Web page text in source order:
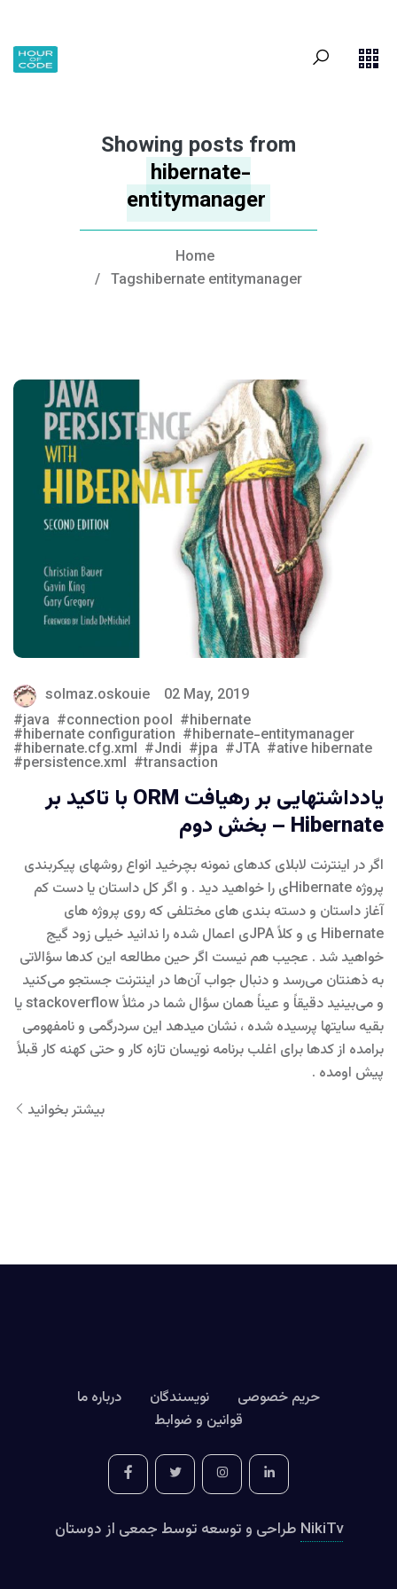
Showing posts from
hibernate-
entitymanager
Home
/ Tagshibernate entitymanager
solmaz.oskouie
02 May, 2019
java
connection pool hibernate
hibernate configuration hibernate-entitymanager
hibernate.cfg.xml Jndi jpa JTA ative hibernate
persistence.xml transaction
یادداشتهایی بر رهیافت ORM با تاکید بر
Hibernate – بخش دوم
اگر در اینترنت لابلای کدهای نمونه بچرخید انواع روشهای پیکربندی
پروژه Hibernateی را خواهید دید . و اگر کل داستان یا دست کم
آغاز داستان و دسته بندی های مختلفی که روی پروژه های
Hibernate ی و کلاً JPAی اعمال شده را ندانید خیلی زود گیج
خواهید شد . عجیب هم نیست اگر حین مطالعه این کدها سؤالاتی
به ذهنتان می‌رسد و دنبال جواب آن‌ها در اینترنت جستجو می‌کنید
و می‌بینید دقیقاً و عیناً همان سؤال شما در مثلاً stackoverflow یا
بقیه سایتها پرسیده شده ، نشان میدهد این سردرگمی و نامفهومی
برامده از کدها برای اغلب برنامه نویسان تازه کار و حتی کهنه کار قبلاً
پیش اومده .
بیشتر بخوانید
درباره ما نویسندگان
حریم خصوصی
قوانین و ضوابط
NikiTv